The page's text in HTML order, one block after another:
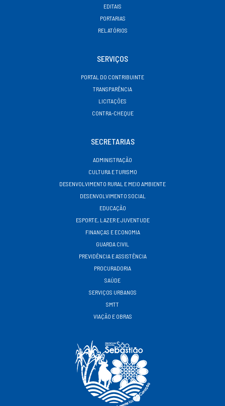
EDITAIS
PORTARIAS
RELATÓRIOS
SERVIÇOS
PORTAL DO CONTRIBUINTE
TRANSPARÊNCIA
LICITAÇÕES
CONTRA-CHEQUE
SECRETARIAS
ADMINISTRAÇÃO
CULTURA E TURISMO
DESENVOLVIMENTO RURAL E MEIO AMBIENTE
DESENVOLVIMENTO SOCIAL
EDUCAÇÃO
ESPORTE, LAZER E JUVENTUDE
FINANÇAS E ECONOMIA
GUARDA CIVIL
PREVIDÊNCIA E ASSISTÊNCIA
PROCURADORIA
SAÚDE
SERVIÇOS URBANOS
SMTT
VIAÇÃO E OBRAS